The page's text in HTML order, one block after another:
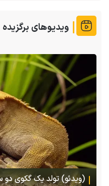
ویدیوهای برگزیده
(ویدئو) تصاویر
هنگام خطر یک مایع